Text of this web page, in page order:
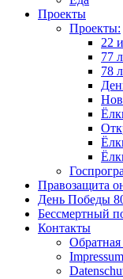
Проекты
Проекты:
22
77
78
Правозащита
День Победы
Бессмертный
Контакты
Обратная
Impressum